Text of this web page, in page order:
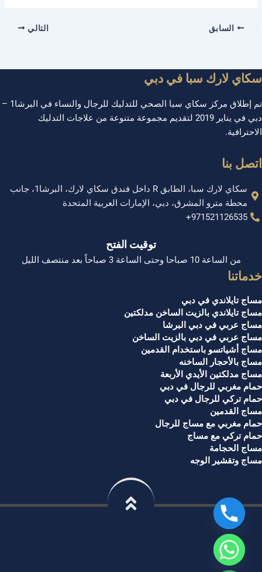
السابق التالي
سكاي لارك سبا في دبي
تم إطلاق مركز سكاي سبا الصحي للتدليك للرجال والنساء في البرشا1 –
دبي في يناير 2019 لتقديم مجموعة متنوعة من علاجات التدليك
الاحترافية.
اتصل بنا
سكاي لارك سبا، الطابق R داخل فندق سكاي لارك، البرشا1، جانب
محطة مترو المشرق، دبي، الإمارات العربية المتحدة
971521126535+
توقيت الفتح
من الساعة 10 صباحا وحتى الساعة 3 صباحاً بعد منتصف الليل
خدماتنا
مساج تايلاندي في دبي
مساج تايلاندي بالزيت الساخن مدلكتين
مساج عربي في دبي البرشا
مساج عربي في دبي بالزيت الساخن
مساج أشياتسو باستخدام القدمين
مساج بالأحجار الساخنه
مساج مدلكتين الأيدي الأربعة
حمام مغربي للرجال في دبي
حمام تركي للرجال في دبي
مساج القدمين
حمام مغربي مع مساج للرجال
حمام تركي مع مساج
مساج الحجامة
مساج وتقشير الوجه